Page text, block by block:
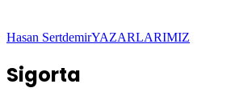
Hasan SertdemirYAZARLARIMIZ
Sigorta